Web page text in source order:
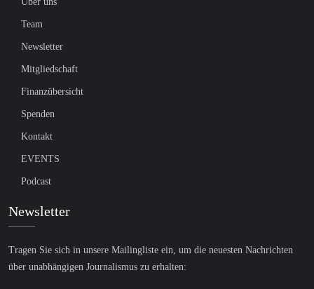
Team
Newsletter
Mitgliedschaft
Finanzübersicht
Spenden
Kontakt
EVENTS
Podcast
Newsletter
Tragen Sie sich in unsere Mailingliste ein, um die neuesten Nachrichten
über unabhängigen Journalismus zu erhalten: